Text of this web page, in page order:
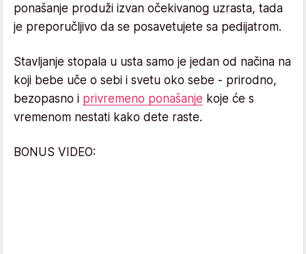
ponašanje produži izvan očekivanog uzrasta, tada
je preporučljivo da se posavetujete sa pedijatrom.
Stavljanje stopala u usta samo je jedan od načina na
koji bebe uče o sebi i svetu oko sebe - prirodno,
bezopasno i privremeno ponašanje koje će s
vremenom nestati kako dete raste.
BONUS VIDEO: